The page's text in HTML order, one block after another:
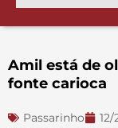
Amil está de
fonte carioca
Passarinho